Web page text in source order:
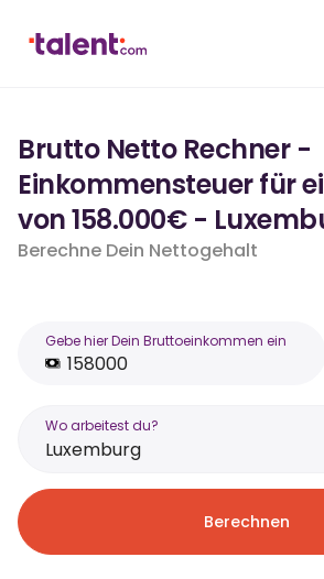
Brutto Netto Rechner -
Einkommensteuer für
von 158.000€ -
Berechne Dein Nettogehalt
Gebe hier Dein Bruttoeinkommen ein
Wo arbeitest du?
Luxemburg
Berechnen